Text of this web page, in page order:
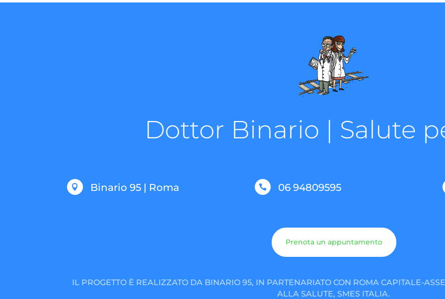
Dottor Binario | Salute
 Binario 95 | Roma  06 94809595
Prenota un appuntamento
IL PROGETTO È REALIZZATO DA BINARIO 95, IN PARTENARIATO CON ROMA CAPITALE-
ALLA SALUTE, SMES ITALIA.